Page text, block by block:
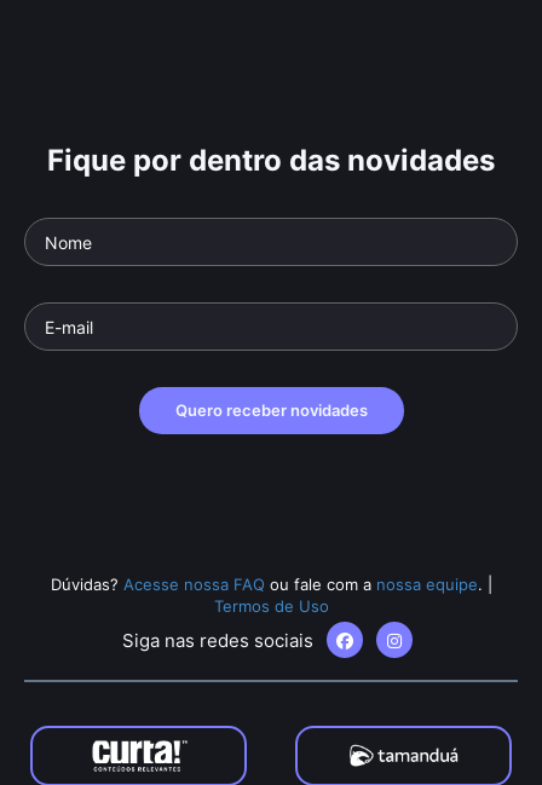
Fique por dentro das novidades
Quero receber novidades
Dúvidas? Acesse nossa FAQ ou fale com a nossa equipe.
Termos de Uso
Siga nas redes sociais